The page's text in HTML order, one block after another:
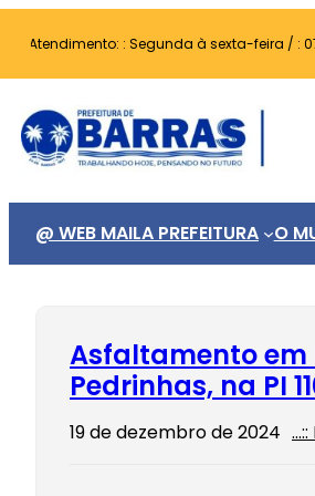
para
o
Atendimento: : Segunda à sexta-feira / :
@ WEB MAILA PREFEITURA O
Asfaltamento em
Pedrinhas, na PI
19 de dezembro de 2024